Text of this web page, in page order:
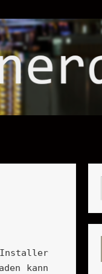
Installer
kann